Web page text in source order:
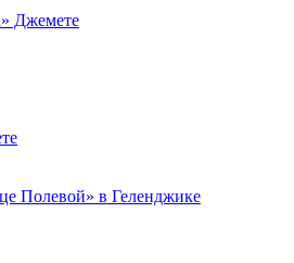
Джемете
Полевой» в Геленджике